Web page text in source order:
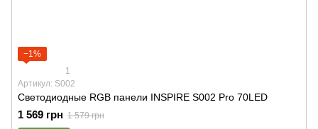
−1%
1
Артикул: S002
Светодиодные RGB панели INSPIRE S002 Pro 70LED
1 569 грн 1 579 грн